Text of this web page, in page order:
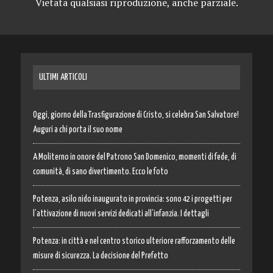
ULTIMI ARTICOLI
Oggi, giorno della Trasfigurazione di Cristo, si celebra San Salvatore!
Auguri a chi porta il suo nome
A Moliterno in onore del Patrono San Domenico, momenti di fede, di
comunità, di sano divertimento. Ecco le foto
Potenza, asilo nido inaugurato in provincia: sono 42 i progetti per
l’attivazione di nuovi servizi dedicati all’infanzia. I dettagli
Potenza: in città e nel centro storico ulteriore rafforzamento delle
misure di sicurezza. La decisione del Prefetto